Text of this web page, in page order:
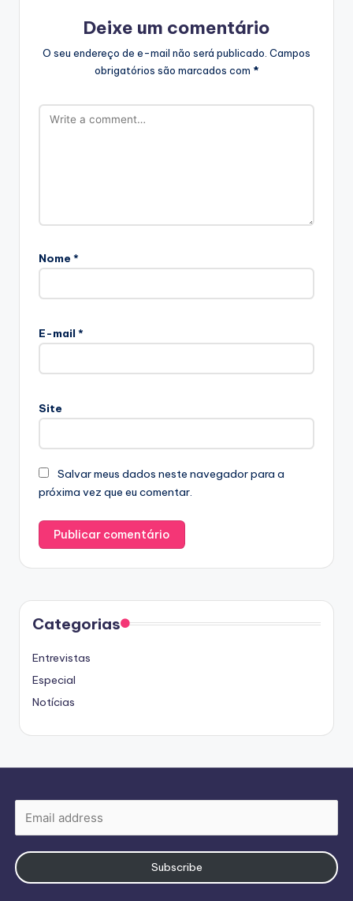
Deixe um comentário
O seu endereço de e-mail não será publicado. Campos
obrigatórios são marcados com *
Nome *
E-mail *
Site
Salvar meus dados neste navegador para a
próxima vez que eu comentar.
Categorias
Entrevistas
Especial
Notícias
Subscribe